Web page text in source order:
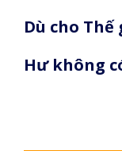
Dù cho
Hư không